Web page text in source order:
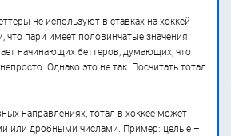
не используют в ставках на хоккей
что пари имеет половинчатые значения
начинающих беттеров, думающих, что
Однако это не так. Посчитать тотал
направлениях, тотал в хоккее может
или дробными числами. Пример: целые –